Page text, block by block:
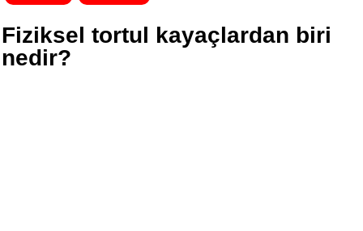
Fiziksel tortul kayaçlardan biri
nedir?